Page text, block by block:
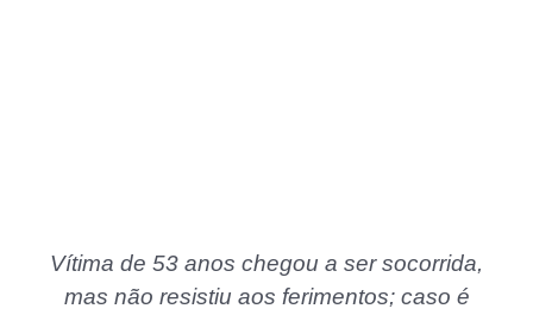
Vítima de 53 anos chegou a ser socorrida,
mas não resistiu aos ferimentos; caso é